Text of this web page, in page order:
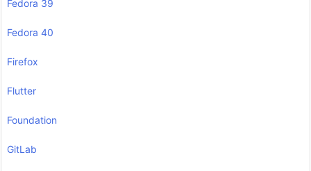
Fedora 39
Fedora 40
Firefox
Flutter
Foundation
GitLab